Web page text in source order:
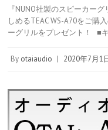
n
t
e
r
s
t
『NUNO社製のスピーカー
しめるTEAC WS-A70をご購
ーグリルをプレゼント！ ■
By otaiaudio | 2020年7月1